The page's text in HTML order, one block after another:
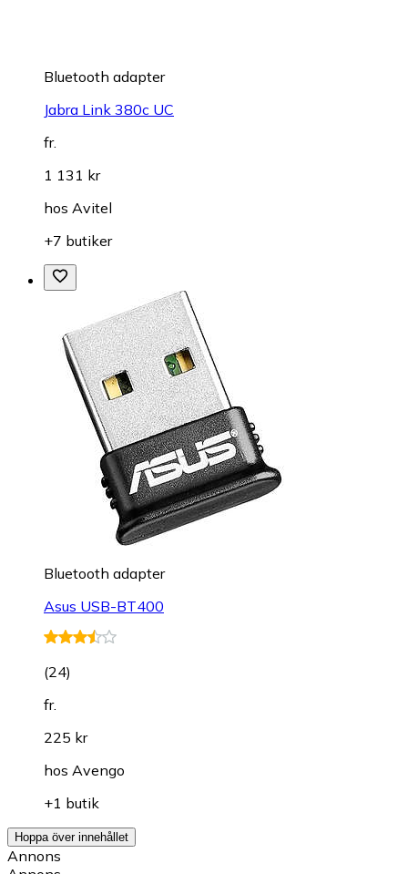
Bluetooth adapter
Jabra Link 380c UC
fr.
1 131 kr
hos Avitel
+7 butiker
Bluetooth adapter
Asus USB-BT400
(24)
fr.
225 kr
hos Avengo
+1 butik
Hoppa över innehållet
Annons